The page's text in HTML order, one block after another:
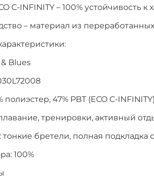
C-INFINITY – 100% устойчивость к
– материал из
Blues
полиэстер, 47% PBT (ECO C-INFINITY)
тренировки, активный
бретели, полная
100%